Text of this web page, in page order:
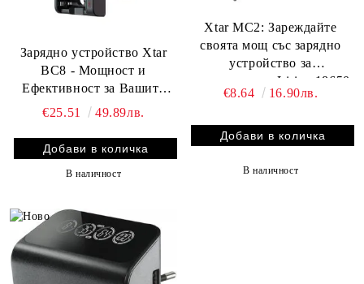
Зарядно устройство Xtar
BC8 - Мощност и
Ефективност за Вашите
Батерии | BATERIIKI.COM
€25.51 49.89лв.
В наличност
Xtar MC2: Зареждайте
своята мощ със зарядно
устройство за
цилиндрични Li-ion 18650
батерии
€8.64 16.90лв.
В наличност